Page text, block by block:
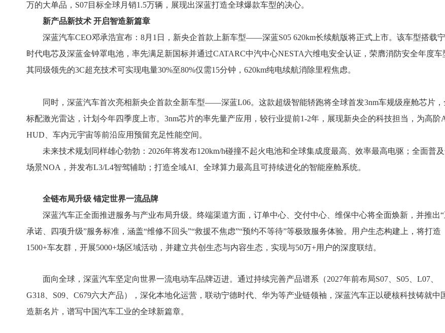
万的大单品，S07目标全球月销1.5万辆，展现出深蓝打造全球爆款车型的决心。
新产品新技术 开启智造新篇章
深蓝汽车CEO邓承浩宣布：8月1日，新央企首款上新车型——深蓝S05 620km长续航版将正式上市。该车型搭载
时代电芯及深蓝金钟罩电池，率先满足新国标并通过CATARC中汽中心NESTA六维电安全认证，荣膺消防安全年度车
其同级领先的3C超充技术可实现电量30%至80%仅需15分钟，620km纯电续航消除里程焦虑。
同时，深蓝汽车首次亮相新央企首款全新车型——深蓝L06。这款超级智能轿跑将全球首发3nm车规级座舱芯片，
标配激光雷达，计划今年四季度上市。3nm芯片的率先量产应用，较行业提前1-2年，展现新央企的科技担当，为高阶
HUD、车内元宇宙等前沿应用预留充足性能空间。
未来技术规划同样雄心勃勃：2026年将发布120km/h碰撞不起火电池和全球集成度最高、效率最高电驱；全面普
场景NOA，并发布L3/L4智驾辅助；打造全域AI、全球算力最高且可持续进化的智能座舱系统。
全链布局升级 锚定世界一流品牌
深蓝汽车正全面推进服务与产业布局升级。终端渠道方面，订单中心、交付中心、维保中心将全面焕新，并推出
承诺、四项升级”服务标准，涵盖“维修不回头”“救援不焦虑”“预约不等待”等极致服务体验。用户生态构建上，将打造
1500+车友群，开展5000+场区域活动，并建立共创生态与内容生态，实现与50万+用户的深度联结。
面向全球，深蓝汽车坚定向世界一流电动车品牌迈进。通过持续完善产品谱系（2027年前布局S07、S05、L07、
G318、S09、C679六大产品），深化本地化运营，联动宁德时代、华为等产业链领袖，深蓝汽车正以硬核科技铸就中
造新名片，谱写中国汽车工业的全球新篇章。